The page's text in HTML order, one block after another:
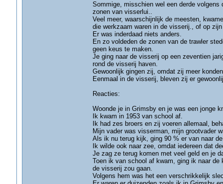
Sommige, misschien wel een derde
zonen van visserlui..
Veel meer, waarschijnlijk de meesten,
die werkzaam waren in de visserij., of op
Er was inderdaad niets anders.
En zo voldeden de zonen van de trawler
geen keus te maken.
Je ging naar de visserij op een zeventien
rond de visserij haven.
Gewoonlijk gingen zij, omdat zij meer
Eenmaal in de visserij, bleven zij er
Reacties:
Woonde je in Grimsby en je was een jonge
Ik kwam in 1953 van school af.
Ik had zes broers en zij voeren allemaal,
Mijn vader was visserman, mijn grootvader
Als ik nu terug kijk, ging 90 % er van naar
Ik wilde ook naar zee, omdat iedereen dat
Je zag ze terug komen met veel geld en je
Toen ik van school af kwam, ging ik naar de
de visserij zou gaan.
Volgens hem was het een verschrikkelijk